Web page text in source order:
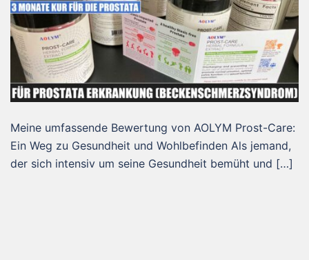
Meine umfassende Bewertung von AOLYM Prost-Care:
Ein Weg zu Gesundheit und Wohlbefinden Als jemand,
der sich intensiv um seine Gesundheit bemüht und […]